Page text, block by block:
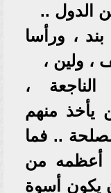
الدول ..
، ورأسا
، ولين ،
الناجعة ،
يأخذ منهم
.. فما
أعظمه من
يكون أسوة